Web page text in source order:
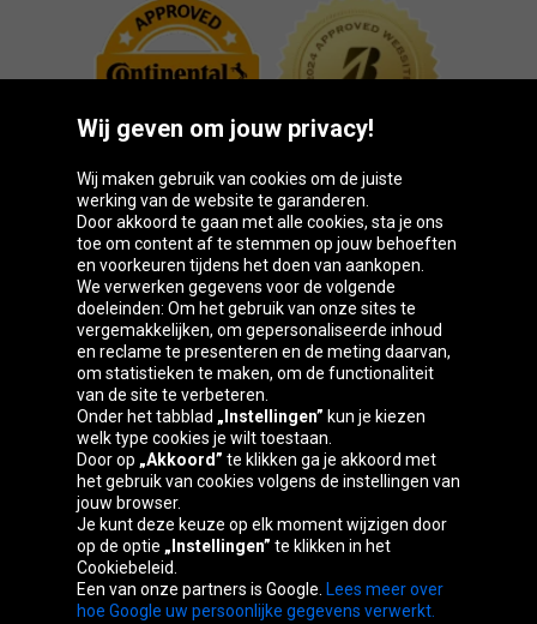
Oponeo-groep
Belgique
Česká
republika
Deutschland Éire
España France Italia Magyarország
Österreich
republika
Kingdom
Wij geven om jouw privacy!
Wij maken gebruik van cookies om de juiste
werking van de website te garanderen.
Door akkoord te gaan met alle cookies, sta je ons
toe om content af te stemmen op jouw behoeften
en voorkeuren tijdens het doen van aankopen.
We verwerken gegevens voor de volgende
doeleinden: Om het gebruik van onze sites te
vergemakkelijken, om gepersonaliseerde inhoud
en reclame te presenteren en de meting daarvan,
om statistieken te maken, om de functionaliteit
van de site te verbeteren.
Onder het tabblad „Instellingen” kun je kiezen
welk type cookies je wilt toestaan.
Door op „Akkoord” te klikken ga je akkoord met
het gebruik van cookies volgens de instellingen van
jouw browser.
Je kunt deze keuze op elk moment wijzigen door
op de optie „Instellingen” te klikken in het
Cookiebeleid.
Een van onze partners is Google. Lees meer over
hoe Google uw persoonlijke gegevens verwerkt.